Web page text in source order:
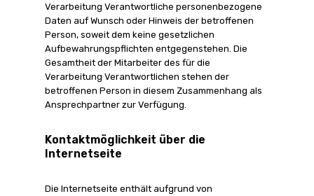
Verarbeitung Verantwortliche personenbezogene
Daten auf Wunsch oder Hinweis der betroffenen
Person, soweit dem keine gesetzlichen
Aufbewahrungspflichten entgegenstehen. Die
Gesamtheit der Mitarbeiter des für die
Verarbeitung Verantwortlichen stehen der
betroffenen Person in diesem Zusammenhang als
Ansprechpartner zur Verfügung.
Kontaktmöglichkeit über die
Internetseite
Die Internetseite enthält aufgrund von